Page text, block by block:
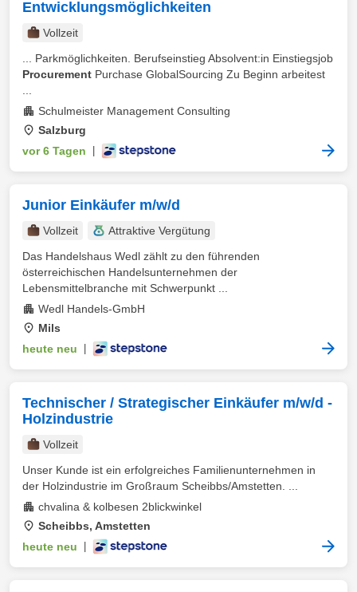
Entwicklungsmöglichkeiten
Vollzeit
... Parkmöglichkeiten. Berufseinstieg Absolvent:in Einstiegsjob
Procurement Purchase GlobalSourcing Zu Beginn arbeitest
Schulmeister Management Consulting
Salzburg
vor 6 Tagen
Junior Einkäufer m/w/d
Vollzeit
Attraktive Vergütung
Das Handelshaus Wedl zählt zu den führenden
österreichischen Handelsunternehmen der
Lebensmittelbranche mit Schwerpunkt ...
Wedl Handels-GmbH
Mils
heute neu
Technischer / Strategischer Einkäufer m/w/d -
Holzindustrie
Vollzeit
Unser Kunde ist ein erfolgreiches Familienunternehmen in
der Holzindustrie im Großraum Scheibbs/Amstetten. ...
chvalina & kolbesen 2blickwinkel
Scheibbs, Amstetten
heute neu